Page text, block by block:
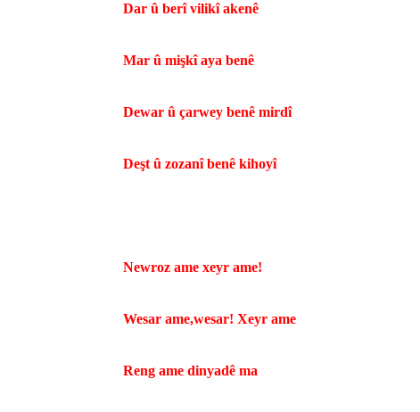
Dar û berî vilikî akenê
Mar û mişkî aya benê
Dewar û çarwey benê mirdî
Deşt û zozanî benê kihoyî
Newroz ame xeyr ame!
Wesar ame,wesar! Xeyr ame
Reng ame dinyadê ma